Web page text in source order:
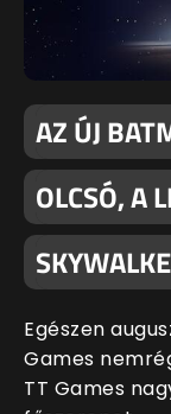
AZ ÚJ
OLCSÓ, A
Egészen
Games
TT Games